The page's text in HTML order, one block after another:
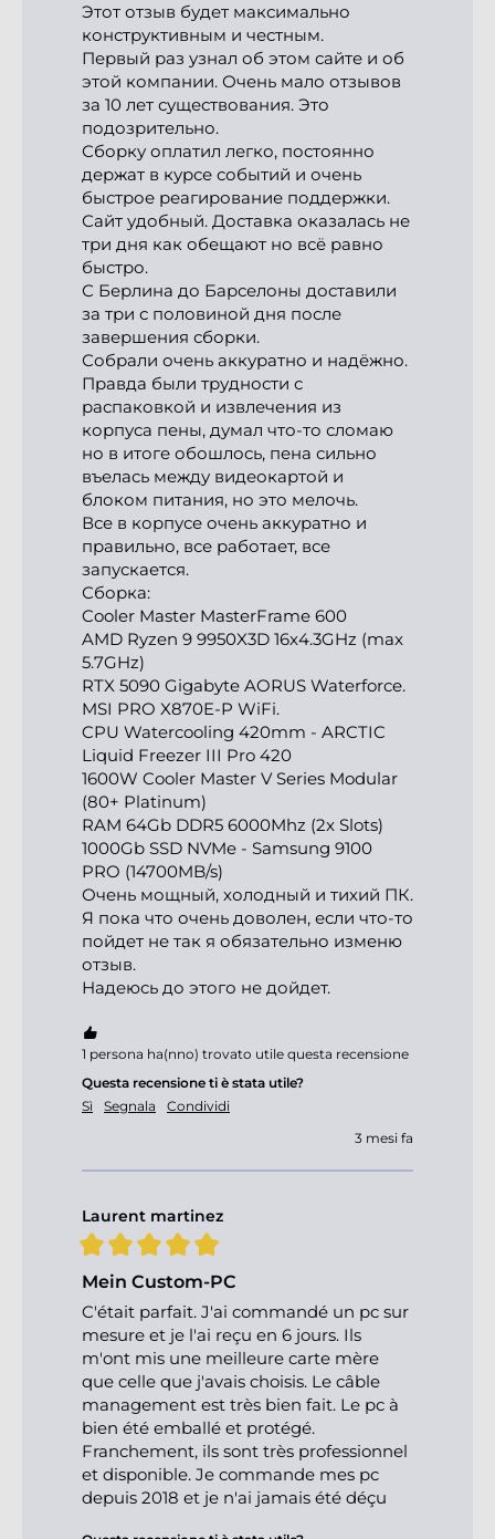
Этот отзыв будет максимально
конструктивным и честным.
Первый раз узнал об этом сайте и об
этой компании. Очень мало отзывов
за 10 лет существования. Это
подозрительно.
Сборку оплатил легко, постоянно
держат в курсе событий и очень
быстрое реагирование поддержки.
Сайт удобный. Доставка оказалась не
три дня как обещают но всё равно
быстро.
С Берлина до Барселоны доставили
за три с половиной дня после
завершения сборки.
Собрали очень аккуратно и надёжно.
Правда были трудности с
распаковкой и извлечения из
корпуса пены, думал что-то сломаю
но в итоге обошлось, пена сильно
въелась между видеокартой и
блоком питания, но это мелочь.
Все в корпусе очень аккуратно и
правильно, все работает, все
запускается.
Сборка:
Cooler Master MasterFrame 600
AMD Ryzen 9 9950X3D 16x4.3GHz (max
5.7GHz)
RTX 5090 Gigabyte AORUS Waterforce.
MSI PRO X870E-P WiFi.
CPU Watercooling 420mm - ARCTIC
Liquid Freezer III Pro 420
1600W Cooler Master V Series Modular
(80+ Platinum)
RAM 64Gb DDR5 6000Mhz (2x Slots)
1000Gb SSD NVMe - Samsung 9100
PRO (14700MB/s)
Очень мощный, холодный и тихий ПК.
Я пока что очень доволен, если что-то
пойдет не так я обязательно изменю
отзыв.
Надеюсь до этого не дойдет.
1 persona ha(nno) trovato utile questa recensione
Questa recensione ti è stata utile?
Sì
Segnala
Condividi
3 mesi fa
Laurent martinez
Mein Custom-PC
C'était parfait. J'ai commandé un pc sur
mesure et je l'ai reçu en 6 jours. Ils
m'ont mis une meilleure carte mère
que celle que j'avais choisis. Le câble
management est très bien fait. Le pc à
bien été emballé et protégé.
Franchement, ils sont très professionnel
et disponible. Je commande mes pc
depuis 2018 et je n'ai jamais été déçu